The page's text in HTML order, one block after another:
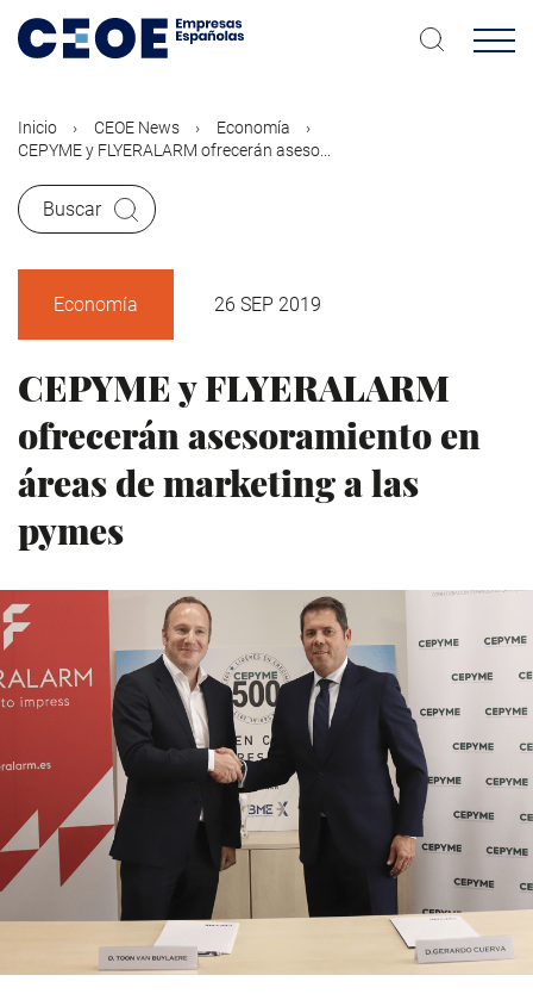
contenido
Inicio CEOE News
Economía
CEPYME y FLYERALARM ofrecerán aseso...
Buscar
Economía 26 SEP 2019
CEPYME y FLYERALARM
ofrecerán asesoramiento en
áreas de marketing a las
pymes